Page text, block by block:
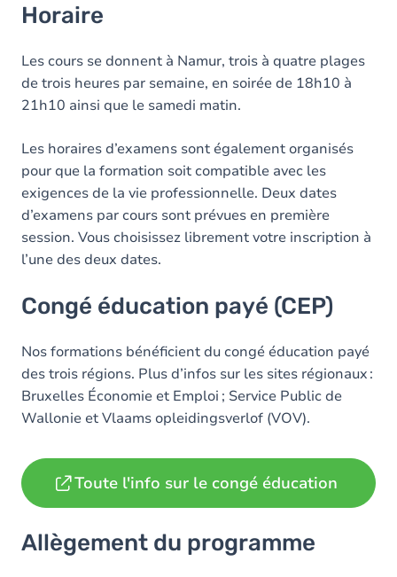
Horaire
Les cours se donnent à Namur, trois à quatre plages
de trois heures par semaine, en soirée de 18h10 à
21h10 ainsi que le samedi matin.
Les horaires d’examens sont également organisés
pour que la formation soit compatible avec les
exigences de la vie professionnelle. Deux dates
d’examens par cours sont prévues en première
session. Vous choisissez librement votre inscription à
l’une des deux dates.
Congé éducation payé (CEP)
Nos formations bénéficient du congé éducation payé
des trois régions. Plus d’infos sur les sites régionaux :
Bruxelles Économie et Emploi ; Service Public de
Wallonie et Vlaams opleidingsverlof (VOV).
Toute l'info sur le congé éducation
Allègement du programme